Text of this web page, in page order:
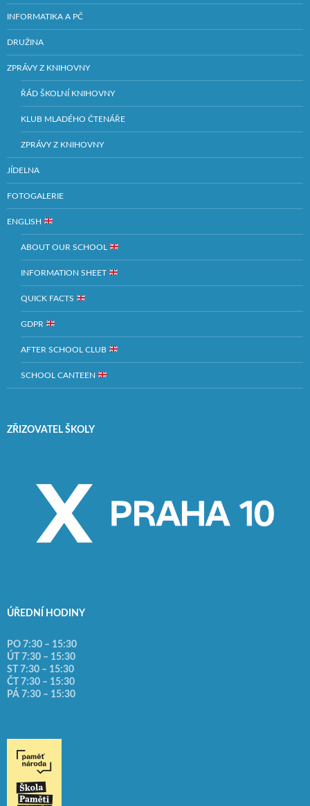
INFORMATIKA A PČ
DRUŽINA
ZPRÁVY Z KNIHOVNY
ŘÁD ŠKOLNÍ KNIHOVNY
KLUB MLADÉHO ČTENÁŘE
ZPRÁVY Z KNIHOVNY
JÍDELNA
FOTOGALERIE
ENGLISH
ABOUT OUR SCHOOL
INFORMATION SHEET
QUICK FACTS
GDPR
AFTER SCHOOL CLUB
SCHOOL CANTEEN
ZŘIZOVATEL ŠKOLY
ÚŘEDNÍ HODINY
PO 7:30 – 15:30
ÚT 7:30 – 15:30
ST 7:30 – 15:30
ČT 7:30 – 15:30
PÁ 7:30 – 15:30